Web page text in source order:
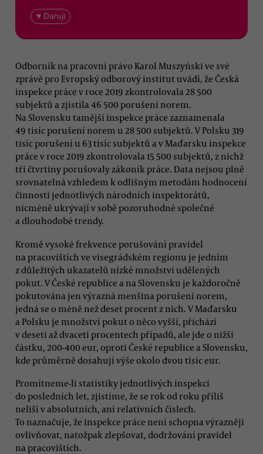
♥ Daruji
Odborník na pracovní právo Karol Muszyński ve své
zprávě pro Evropský odborový institut uvádí, že Česká
inspekce práce v roce 2019 zkontrolovala 28 500
subjektů a zjistila 46 500 porušení norem.
Na Slovensku tamější inspekce práce zaznamenala
49 tisíc porušení norem u 28 500 subjektů. V Polsku 319
tisíc porušení u 63 tisíc subjektů a v Maďarsku inspekce
práce v roce 2019 zkontrolovala 15 500 subjektů, z nichž
tři čtvrtiny porušovaly zákoník práce. Data nejsou plně
srovnatelná vzhledem k odlišným metodám hodnocení
činnosti jednotlivých národních inspektorátů,
nicméně ukrývají v sobě pozoruhodné společné
a dlouhodobé trendy.
Kromě vysoké frekvence porušování pravidel
na pracovištích ve visegrádském regionu je jedním
z důležitých ukazatelů nízké množství udělených
pokut. V České republice a na Slovensku je každoročně
pokutována jen výrazná menšina porušení norem,
jedná se o méně než deset procent z nich. V Maďarsku
a Polsku je množství pokut o něco vyšší, přichází
v deseti až dvaceti procentech případů, ale jde o nižší
částku, 200-400 eur, oproti České republice a Slovensku,
kde průměrně dosahují výše okolo dvou tisíc eur.
Promítneme-li statistiky jednotlivých inspekcí
do posledních let, zjistíme, že se rok od roku příliš
neliší v absolutních, ani relativních číslech.
To naznačuje, že inspekce práce není schopna výrazněji
ovlivňovat, natožpak zlepšovat, dodržování pravidel
na pracovištích.